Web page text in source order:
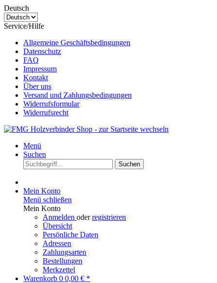
Deutsch
Service/Hilfe
Allgemeine Geschäftsbedingungen
Datenschutz
FAQ
Impressum
Kontakt
Über uns
Versand und Zahlungsbedingungen
Widerrufsformular
Widerrufsrecht
Menü
Suchen
Suchen
Mein Konto
Menü schließen
Mein Konto
Anmelden oderregistrieren
Übersicht
Persönliche Daten
Adressen
Zahlungsarten
Bestellungen
Merkzettel
Warenkorb 0 0,00 € *